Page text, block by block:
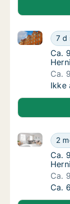
Ca.
7 d
Ca. 90 m2
Ca.
Ca.
Ca.
Ca.
Ikke
Ca.
2
Ca. 90 m2
Ca.
Ca.
Ca.
Ca.
Ca.